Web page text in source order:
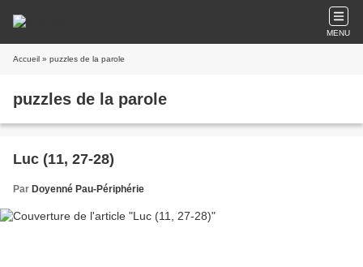
MENU
Accueil » puzzles de la parole
puzzles de la parole
Luc (11, 27-28)
Par Doyenné Pau-Périphérie